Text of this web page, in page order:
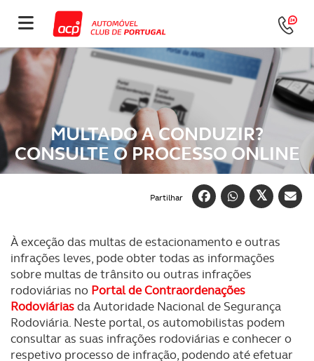
MULTADO A CONDUZIR?
CONSULTE O PROCESSO ONLINE
Partilhar
À exceção das multas de estacionamento e outras
infrações leves, pode obter todas as informações
sobre multas de trânsito ou outras infrações
rodoviárias no Portal de Contraordenações
Rodoviáriasda Autoridade Nacional de Segurança
Rodoviária. Neste portal, os automobilistas podem
consultar as suas infrações rodoviárias e conhecer o
respetivo processo de infração, podendo até efetuar